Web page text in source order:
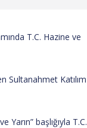
T.C. Hazine ve
Sultanahmet Katılım
başlığıyla T.C.